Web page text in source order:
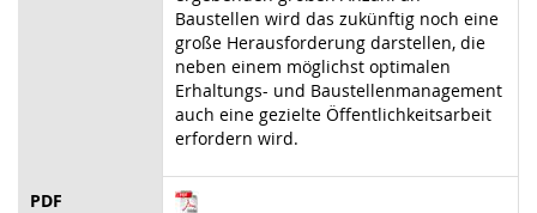
Baustellen wird das zukünftig noch eine
große Herausforderung darstellen, die
neben einem möglichst optimalen
Erhaltungs- und Baustellenmanagement
auch eine gezielte Öffentlichkeitsarbeit
erfordern wird.
PDF